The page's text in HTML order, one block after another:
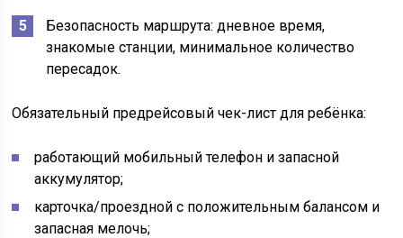
Безопасность маршрута: дневное время,
знакомые станции, минимальное количество
пересадок.
Обязательный предрейсовый чек-лист для ребёнка:
работающий мобильный телефон и запасной
аккумулятор;
карточка/проездной с положительным балансом и
запасная мелочь;